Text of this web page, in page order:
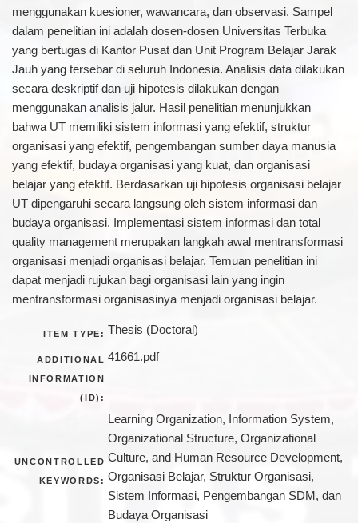
menggunakan kuesioner, wawancara, dan observasi. Sampel
dalam penelitian ini adalah dosen-dosen Universitas Terbuka
yang bertugas di Kantor Pusat dan Unit Program Belajar Jarak
Jauh yang tersebar di seluruh Indonesia. Analisis data dilakukan
secara deskriptif dan uji hipotesis dilakukan dengan
menggunakan analisis jalur. Hasil penelitian menunjukkan
bahwa UT memiliki sistem informasi yang efektif, struktur
organisasi yang efektif, pengembangan sumber daya manusia
yang efektif, budaya organisasi yang kuat, dan organisasi
belajar yang efektif. Berdasarkan uji hipotesis organisasi belajar
UT dipengaruhi secara langsung oleh sistem informasi dan
budaya organisasi. Implementasi sistem informasi dan total
quality management merupakan langkah awal mentransformasi
organisasi menjadi organisasi belajar. Temuan penelitian ini
dapat menjadi rujukan bagi organisasi lain yang ingin
mentransformasi organisasinya menjadi organisasi belajar.
ITEM TYPE: Thesis (Doctoral)
ADDITIONAL
INFORMATION
(ID):
41661.pdf
UNCONTROLLED
KEYWORDS:
Learning Organization, Information System,
Organizational Structure, Organizational
Culture, and Human Resource Development,
Organisasi Belajar, Struktur Organisasi,
Sistem Informasi, Pengembangan SDM, dan
Budaya Organisasi